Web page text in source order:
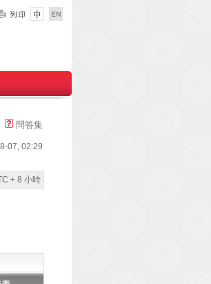
問答集
07, 02:29
+ 8 小時